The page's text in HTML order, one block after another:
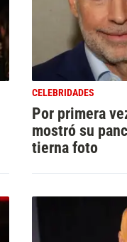
CELEBRIDADES
Por primera
mostró su
tierna foto